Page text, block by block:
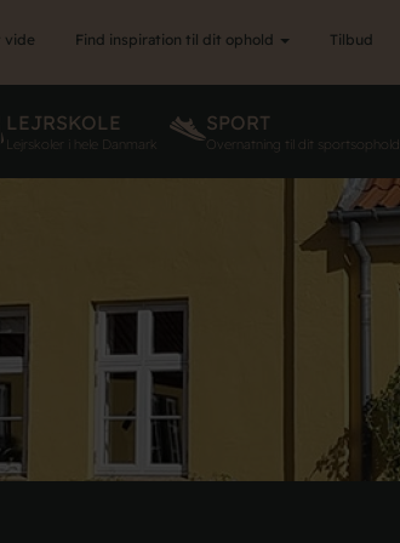
vide Find inspiration til dit ophold Tilbud
LEJRSKOLE
Lejrskoler i hele Danmark
SPORT
Overnatning til dit sportsophold